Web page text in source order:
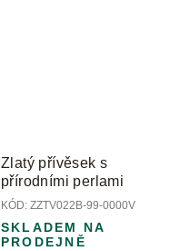
Zlatý přívěsek s
přírodními perlami
KÓD: ZZTV022B-99-0000V
SKLADEM NA
PRODEJNĚ